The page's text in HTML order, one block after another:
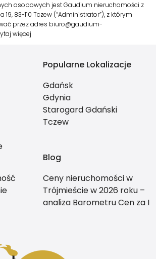
osobowych jest Gaudium nieruchomości z
83-110 Tczew (“Administrator”), z którym
przez adres biuro@gaudium-
więcej
Popularne Lokalizacje
Gdańsk
Gdynia
Starogard Gdański
Tczew
Blog
Ceny nieruchomości w
Trójmieście w 2026 roku –
analiza Barometru Cen za I